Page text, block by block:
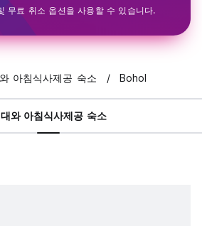
무료 취소 옵션을 사용할 수 있습니다.
아침식사제공 숙소 Bohol
와 아침식사제공 숙소